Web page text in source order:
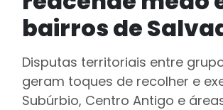
bairros de
Disputas territoriais entre
geram toques de recolher e
Subúrbio, Centro Antigo e